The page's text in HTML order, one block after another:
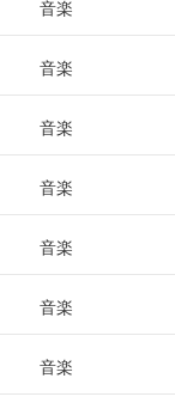
音楽
音楽
音楽
音楽
音楽
音楽
音楽